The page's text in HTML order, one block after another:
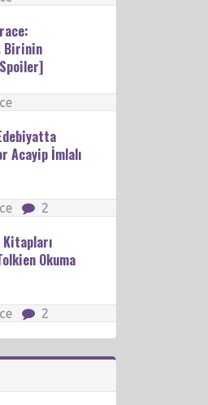
Birinin
Acayip İmlalı
2
Kitapları
Okuma
2